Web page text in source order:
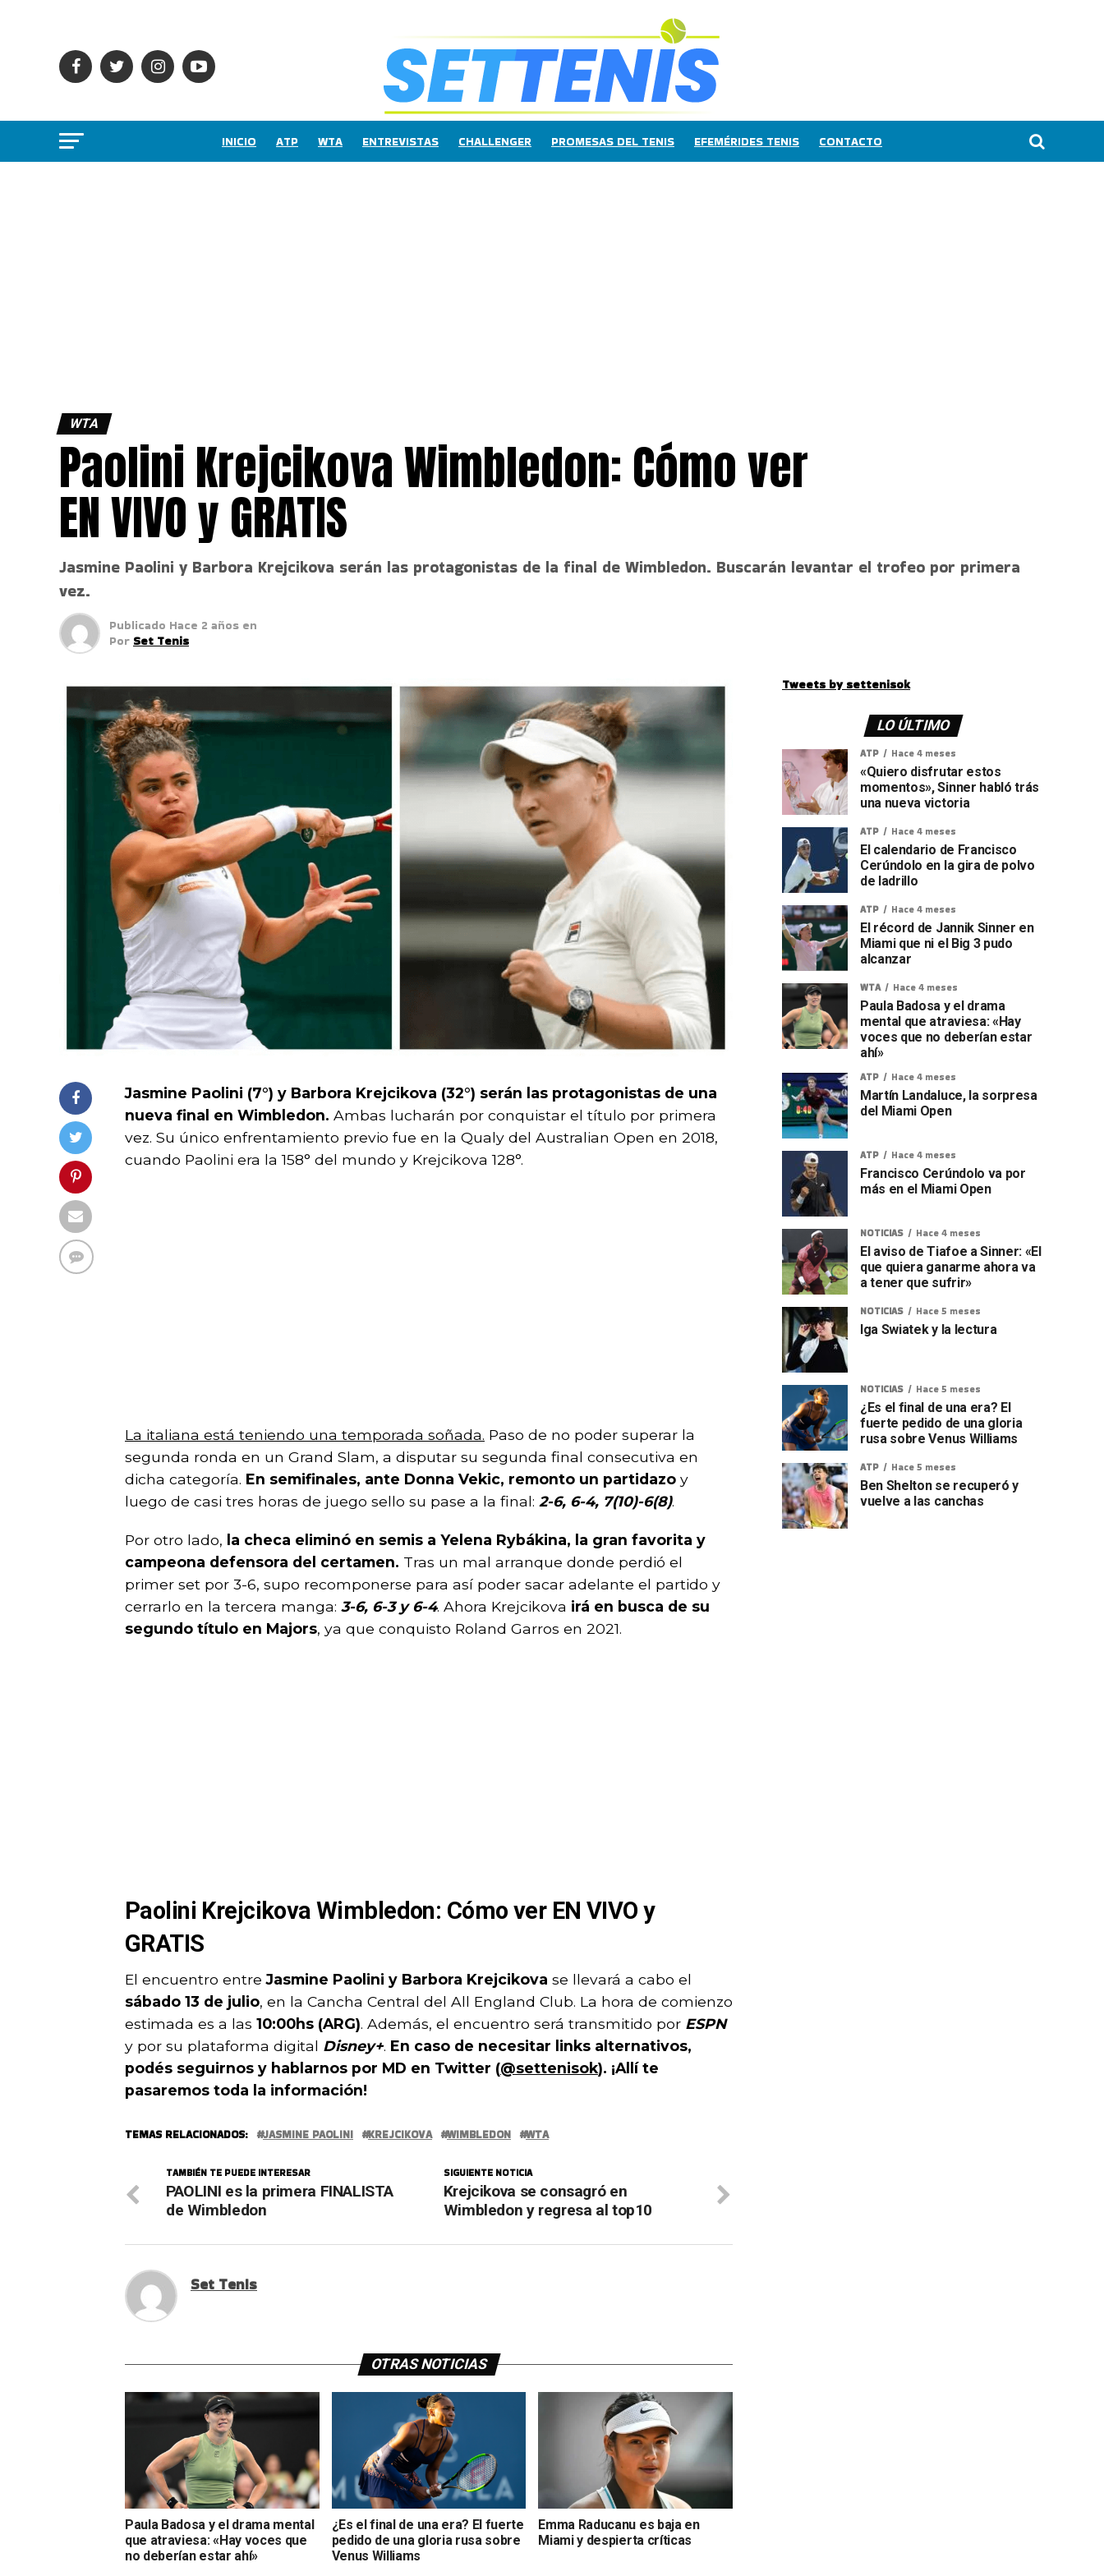
INICIO ATP WTA ENTREVISTAS CHALLENGER PROMESAS DEL TENIS EFEMÉRIDES TENIS CONTACTO
WTA
Paolini Krejcikova Wimbledon: Cómo ver
EN VIVO y GRATIS
Jasmine Paolini y Barbora Krejcikova serán las protagonistas de la final de Wimbledon. Buscarán levantar el trofeo por primera
vez.
Publicado Hace 2 años en
Por Set Tenis
Jasmine Paolini (7°) y Barbora Krejcikova (32°) serán las protagonistas de una
nueva final en Wimbledon. Ambas lucharán por conquistar el título por primera
vez. Su único enfrentamiento previo fue en la Qualy del Australian Open en 2018,
cuando Paolini era la 158° del mundo y Krejcikova 128°.
La italiana está teniendo una temporada soñada. Paso de no poder superar la
segunda ronda en un Grand Slam, a disputar su segunda final consecutiva en
dicha categoría. En semifinales, ante Donna Vekic, remonto un partidazo y
luego de casi tres horas de juego sello su pase a la final: 2-6, 6-4, 7(10)-6(8).
Por otro lado, la checa eliminó en semis a Yelena Rybákina, la gran favorita y
campeona defensora del certamen. Tras un mal arranque donde perdió el
primer set por 3-6, supo recomponerse para así poder sacar adelante el partido y
cerrarlo en la tercera manga: 3-6, 6-3 y 6-4. Ahora Krejcikova irá en busca de su
segundo título en Majors, ya que conquisto Roland Garros en 2021.
Paolini Krejcikova Wimbledon: Cómo ver EN VIVO y
GRATIS
El encuentro entreJasmine Paolini y Barbora Krejcikova se llevará a cabo el
sábado 13 de julio, en la Cancha Central del All England Club. La hora de comienzo
estimada es a las 10:00hs (ARG). Además, el encuentro será transmitido por ESPN
y por su plataforma digital Disney+. En caso de necesitar links alternativos,
podés seguirnos y hablarnos por MD en Twitter (@settenisok). ¡Allí te
pasaremos toda la información!
TEMAS RELACIONADOS: JASMINE PAOLINI KREJCIKOVA WIMBLEDON WTA
SIGUIENTE NOTICIA
Krejcikova se consagró en
Wimbledon y regresa al top10
TAMBIÉN TE PUEDE INTERESAR
PAOLINI es la primera FINALISTA
de Wimbledon
Set Tenis
OTRAS NOTICIAS
Paula Badosa y el drama mental
que atraviesa: «Hay voces que
no deberían estar ahí»
¿Es el final de una era? El fuerte
pedido de una gloria rusa sobre
Venus Williams
Emma Raducanu es baja en
Miami y despierta críticas
Tweets by settenisok
LO ÚLTIMO
ATP Hace 4 meses
«Quiero disfrutar estos
momentos», Sinner habló trás
una nueva victoria
ATP Hace 4 meses
El calendario de Francisco
Cerúndolo en la gira de polvo
de ladrillo
ATP Hace 4 meses
El récord de Jannik Sinner en
Miami que ni el Big 3 pudo
alcanzar
WTA Hace 4 meses
Paula Badosa y el drama
mental que atraviesa: «Hay
voces que no deberían estar
ahí»
ATP Hace 4 meses
Martín Landaluce, la sorpresa
del Miami Open
ATP Hace 4 meses
Francisco Cerúndolo va por
más en el Miami Open
NOTICIAS Hace 4 meses
El aviso de Tiafoe a Sinner: «El
que quiera ganarme ahora va
a tener que sufrir»
NOTICIAS Hace 5 meses
Iga Swiatek y la lectura
NOTICIAS Hace 5 meses
¿Es el final de una era? El
fuerte pedido de una gloria
rusa sobre Venus Williams
ATP Hace 5 meses
Ben Shelton se recuperó y
vuelve a las canchas